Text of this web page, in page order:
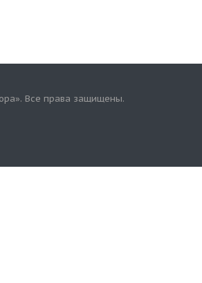
Все права защищены.